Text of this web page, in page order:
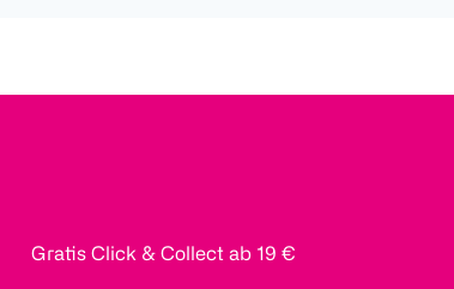
Gratis Click & Collect ab 19 €